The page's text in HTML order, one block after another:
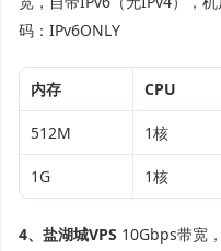
码： IPv6ONLY
内存 CPU
512M 1核
1G 1核
4、盐湖城VPS 10Gbps带宽